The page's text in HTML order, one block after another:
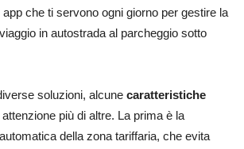
che ti servono ogni giorno per gestire la
in autostrada al parcheggio sotto
soluzioni, alcune caratteristiche
più di altre. La prima è la
della zona tariffaria, che evita